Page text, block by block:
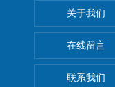
关于我们
在线留言
联系我们